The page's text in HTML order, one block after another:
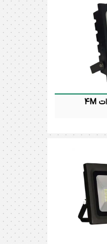
پرژکتور 30 وات اس ام دی 4M توان
: 3000 لومن زاویه تابش : 120 درجه ابعاد :